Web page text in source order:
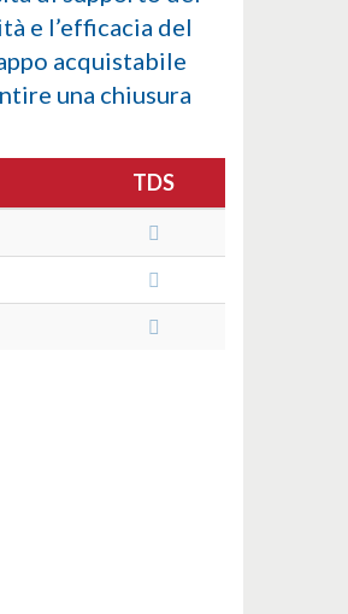
e l’efficacia del
acquistabile
una chiusura
TDS